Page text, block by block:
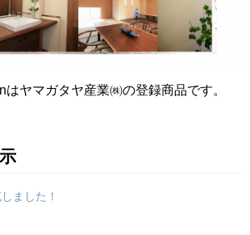
はヤマガタヤ産業㈱の登録商品です。
ました！